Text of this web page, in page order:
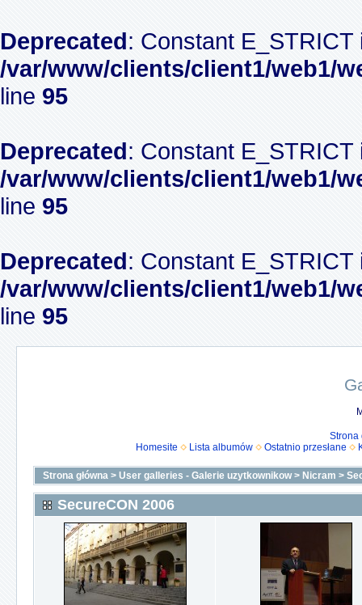
Deprecated: Constant
/var/www/clients/client1/web1/
line 95
Deprecated: Constant
/var/www/clients/client1/web1/
line 95
Deprecated: Constant
/var/www/clients/client1/web1/
line 95
Strona
Homesite
Lista albumów Ostatnio przesłane
Strona główna > User galleries - Galerie uzytkownikow> Nicram >
SecureCON 2006